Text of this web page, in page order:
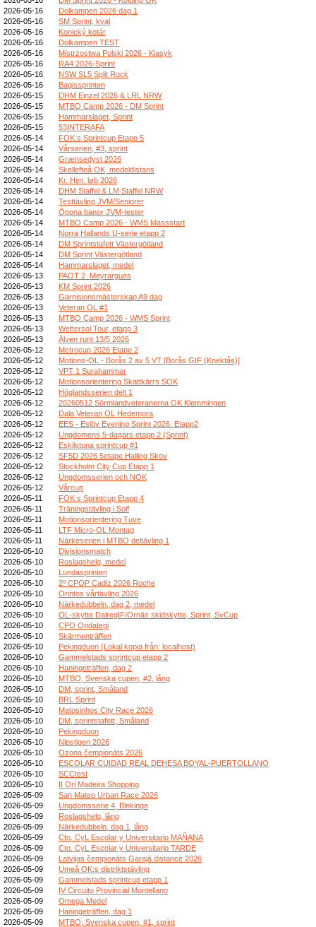
2026-05-16
Dolkampen 2026 dag 1
2026-05-16
SM Sprint, kval
2026-05-16
Konický kotár
2026-05-16
Dolkampen TEST
2026-05-16
Mistrzostwa Polski 2026 - Klasyk
2026-05-16
RA4 2026-Sprint
2026-05-16
NSW SL5 Split Rock
2026-05-16
Bagissprinten
2026-05-15
DHM Einzel 2026 & LRL NRW
2026-05-15
MTBO Camp 2026 - DM Sprint
2026-05-15
Hammarslaget, Sprint
2026-05-15
53INTERAFA
2026-05-14
FOK:s Sprintcup Etapp 5
2026-05-14
Vårserien, #3, sprint
2026-05-14
Grænsedyst 2026
2026-05-14
Skellefteå OK, medeldistans
2026-05-14
Kr. Him. løb 2026
2026-05-14
DHM Staffel & LM Staffel NRW
2026-05-14
Testtävling JVM/Seniorer
2026-05-14
Öppna banor JVM-tester
2026-05-14
MTBO Camp 2026 - WMS Massstart
2026-05-14
Norra Hallands U-serie etapp 2
2026-05-14
DM Sprintstafett Västergötland
2026-05-14
DM Sprint Västergötland
2026-05-14
Hammarslaget, medel
2026-05-13
PAOT 2_Meyrargues
2026-05-13
KM Sprint 2026
2026-05-13
Garnisionsmästerskap A9 dag
2026-05-13
Veteran OL #1
2026-05-13
MTBO Camp 2026 - WMS Sprint
2026-05-13
Wettersol Tour, etapp 3
2026-05-13
Älven runt 13/5 2026
2026-05-12
Metrocup 2026 Etape 2
2026-05-12
Motions-OL - Borås 2 av 5 VT [Borås GIF (Knektås)]
2026-05-12
VPT 1 Surahammar
2026-05-12
Motionsorientering Skattkärrs SOK
2026-05-12
Höglandsserien delt 1
2026-05-12
20260512 Sörmlandveteranerna OK Klemmingen
2026-05-12
Dala Veteran OL Hedemora
2026-05-12
EES - Eslöv Evening Sprint 2026. Etapp2
2026-05-12
Ungdomens 5-dagars etapp 2 (Sprint)
2026-05-12
Eskilstuna sprintcup #1
2026-05-12
SF5D 2026 5etape Halling Skov
2026-05-12
Stockholm City Cup Etapp 1
2026-05-12
Ungdomsserien och NOK
2026-05-12
Vårcup
2026-05-11
FOK:s Sprintcup Etapp 4
2026-05-11
Träningstävling i Solf
2026-05-11
Motionsorientering Tuve
2026-05-11
LTF Micro-OL Montag
2026-05-11
Närkeserien i MTBO deltävling 1
2026-05-10
Divisionsmatch
2026-05-10
Roslagshelg, medel
2026-05-10
Lundasprinten
2026-05-10
2º CPOP Cadiz 2026 Roche
2026-05-10
Orintos vårtävling 2026
2026-05-10
Närkedubbeln, dag 2, medel
2026-05-10
OL-skytte DalregIF/Ornäs skidskytte, Sprint, SvCup
2026-05-10
CPO Ondategi
2026-05-10
Skärmenträffen
2026-05-10
Pekingduon (Lokal kopia från: localhost)
2026-05-10
Gammelstads sprintcup etapp 2
2026-05-10
Haningeträffen, dag 2
2026-05-10
MTBO, Svenska cupen, #2, lång
2026-05-10
DM, sprint, Småland
2026-05-10
BRL Sprint
2026-05-10
Matosinhos City Race 2026
2026-05-10
DM, sprintstafett, Småland
2026-05-10
Pekingduon
2026-05-10
Nipstigen 2026
2026-05-10
Ozona čempionāts 2026
2026-05-10
ESCOLAR CUIDAD REAL DEHESA BOYAL-PUERTOLLANO
2026-05-10
SCCtest
2026-05-10
II Ori Madeira Shopping
2026-05-09
San Mateo Urban Race 2026
2026-05-09
Ungdomsserie 4, Blekinge
2026-05-09
Roslagshelg, lång
2026-05-09
Närkedubbeln, dag 1, lång
2026-05-09
Cto. CyL Escolar y Universitario MAÑANA
2026-05-09
Cto. CyL Escolar y Universitario TARDE
2026-05-09
Latvijas čempionāts Garajā distancē 2026
2026-05-09
Umeå OK:s distriktstävling
2026-05-09
Gammelstads sprintcup etapp 1
2026-05-09
IV Circuito Provincial Montellano
2026-05-09
Omega Medel
2026-05-09
Haningeträffen, dag 1
2026-05-09
MTBO, Svenska cupen, #1, sprint